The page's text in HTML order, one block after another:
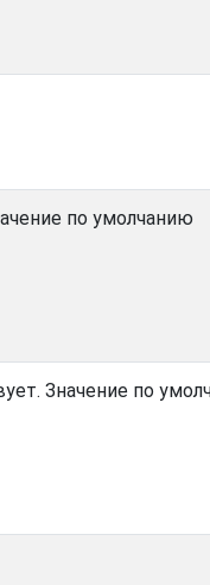
по умолчанию
Значение по